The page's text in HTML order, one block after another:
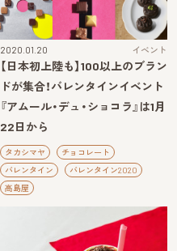
2020.01.20 イベント
【日本初上陸も】100以上のブラン
ドが集合！バレンタインイベント
『アムール・デュ・ショコラ』は1月
22日から
タカシマヤ
チョコレート
バレンタイン
バレンタイン2020
高島屋